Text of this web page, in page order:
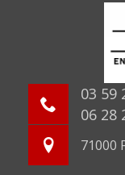
03 59
06 28
71000